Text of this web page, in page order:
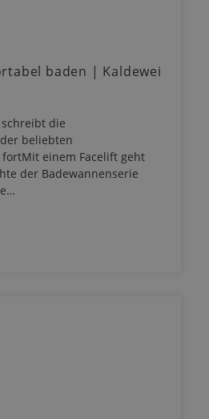
baden | Kaldewei
die
beliebten
einem Facelift geht
der Badewannenserie